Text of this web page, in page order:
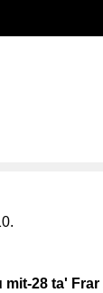
mit-28 ta' Frar